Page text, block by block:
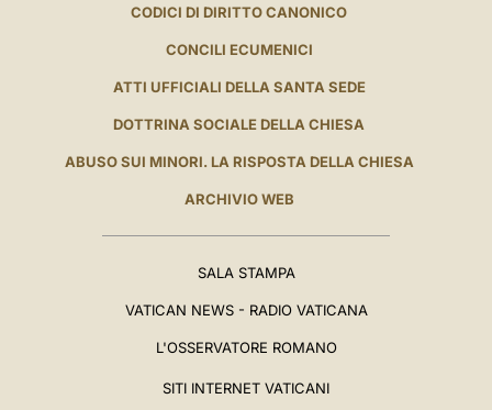
CODICI DI DIRITTO CANONICO
CONCILI ECUMENICI
ATTI UFFICIALI DELLA SANTA SEDE
DOTTRINA SOCIALE DELLA CHIESA
ABUSO SUI MINORI. LA RISPOSTA DELLA CHIESA
ARCHIVIO WEB
SALA STAMPA
VATICAN NEWS - RADIO VATICANA
L'OSSERVATORE ROMANO
SITI INTERNET VATICANI